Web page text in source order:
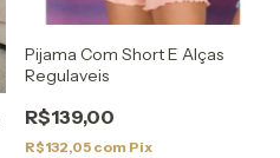
Pijama Com Short E Alças
Regulaveis
R$139,00
R$132,05 com Pix